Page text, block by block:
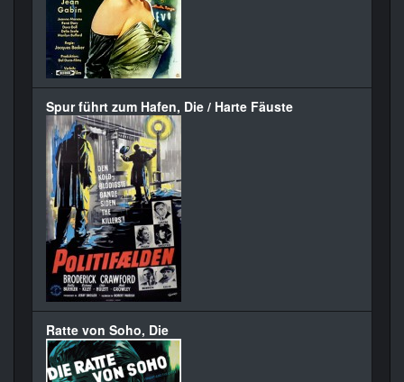
Spur führt zum Hafen, Die / Harte Fäuste
Ratte von Soho, Die